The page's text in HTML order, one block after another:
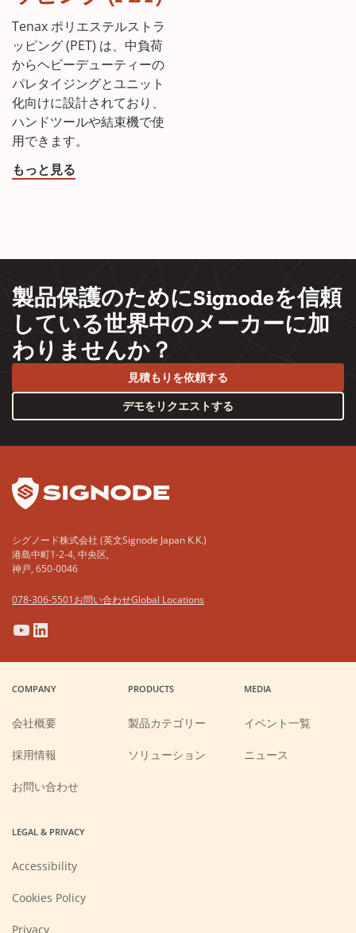
テ
ル
ス
ト
ラ
ッ
ピ
グ
Tenax ポリエステルストラ
ッピング (PET) は、中負荷
からヘビーデューティーの
パレタイジングとユニット
化向けに設計されており、
ハンドツールや結束機で使
用できます。
もっと見る
製品保護のためにSignodeを信頼
している世界中のメーカーに加
わりませんか？
見積もりを依頼する
デモをリクエストする
シグノード株式会社 (英文Signode Japan K.K.)
港島中町1-2-4, 中央区,
神戸, 650-0046
078-306-5501お問い合わせGlobal Locations
(Opens
in
new
window)
(Opens
in
new
window)
(Opens
in
new
window)
(Opens
in
new
window)
COMPANY
会社概要
採用情報
new
window)
お問い合わせ
PRODUCTS
製品カテゴリー
ソリューション
MEDIA
イベント一覧
ニュース
LEGAL & PRIVACY
Accessibility
Cookies Policy
Privacy